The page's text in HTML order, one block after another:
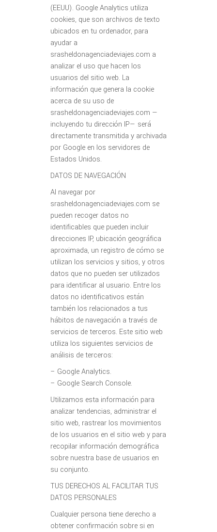
(EEUU). Google Analytics utiliza
cookies, que son archivos de texto
ubicados en tu ordenador, para
ayudar a
srasheldonagenciadeviajes.com a
analizar el uso que hacen los
usuarios del sitio web. La
información que genera la cookie
acerca de su uso de
srasheldonagenciadeviajes.com —
incluyendo tu dirección IP— será
directamente transmitida y archivada
por Google en los servidores de
Estados Unidos.
DATOS DE NAVEGACIÓN
Al navegar por
srasheldonagenciadeviajes.com se
pueden recoger datos no
identificables que pueden incluir
direcciones IP, ubicación geográfica
aproximada, un registro de cómo se
utilizan los servicios y sitios, y otros
datos que no pueden ser utilizados
para identificar al usuario. Entre los
datos no identificativos están
también los relacionados a tus
hábitos de navegación a través de
servicios de terceros. Este sitio web
utiliza los siguientes servicios de
análisis de terceros:
– Google Analytics.
– Google Search Console.
Utilizamos esta información para
analizar tendencias, administrar el
sitio web, rastrear los movimientos
de los usuarios en el sitio web y para
recopilar información demográfica
sobre nuestra base de usuarios en
su conjunto.
TUS DERECHOS AL FACILITAR TUS
DATOS PERSONALES
Cualquier persona tiene derecho a
obtener confirmación sobre si en